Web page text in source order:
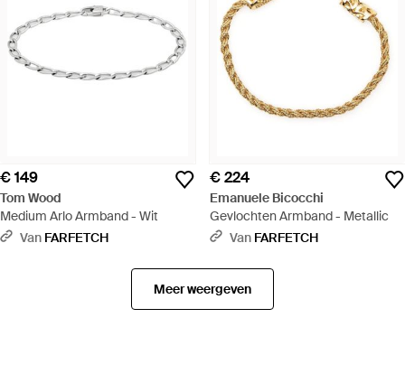
€ 149
Tom Wood
Medium Arlo Armband - Wit
Van FARFETCH
€ 224
Emanuele Bicocchi
Gevlochten Armband - Metallic
Van FARFETCH
Meer weergeven